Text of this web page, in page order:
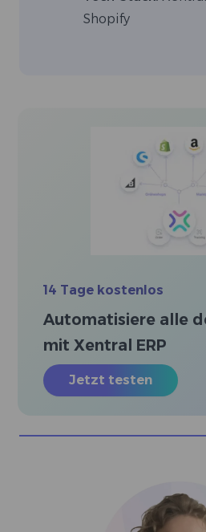
Shopify
14 Tage kostenlos
Automatisiere alle
mit Xentral ERP
Jetzt testen